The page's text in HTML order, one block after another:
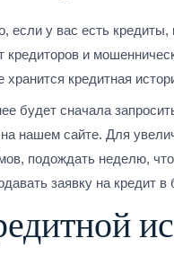
если у вас есть
кредиторов и
хранится кредитная
будет сначала
нашем сайте. Для
подождать неделю,
заявку на кредит в